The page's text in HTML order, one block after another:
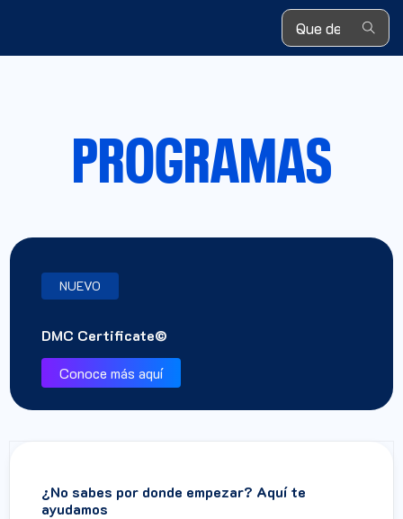
Search ...
PROGRAMAS
NUEVO
DMC Certificate©
Conoce más aquí
¿No sabes por donde empezar? Aquí te
ayudamos